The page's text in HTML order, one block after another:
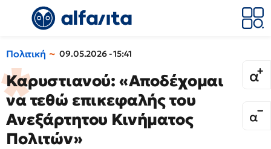
Πολιτική 09.05.2026 - 15:41
Καρυστιανού: «Αποδέχομαι
να τεθώ επικεφαλής του
Ανεξάρτητου Κινήματος
Πολιτών»